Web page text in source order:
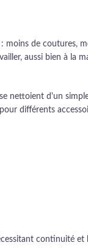
moins de coutures,
aussi bien à la
nettoient d'un
différents
continuité et